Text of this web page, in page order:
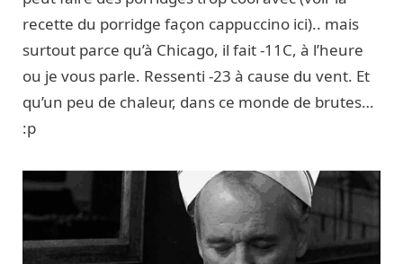
recette du porridge façon cappuccino ici).. mais
surtout parce qu’à Chicago, il fait -11C, à l’heure
ou je vous parle. Ressenti -23 à cause du vent. Et
qu’un peu de chaleur, dans ce monde de brutes…
:p